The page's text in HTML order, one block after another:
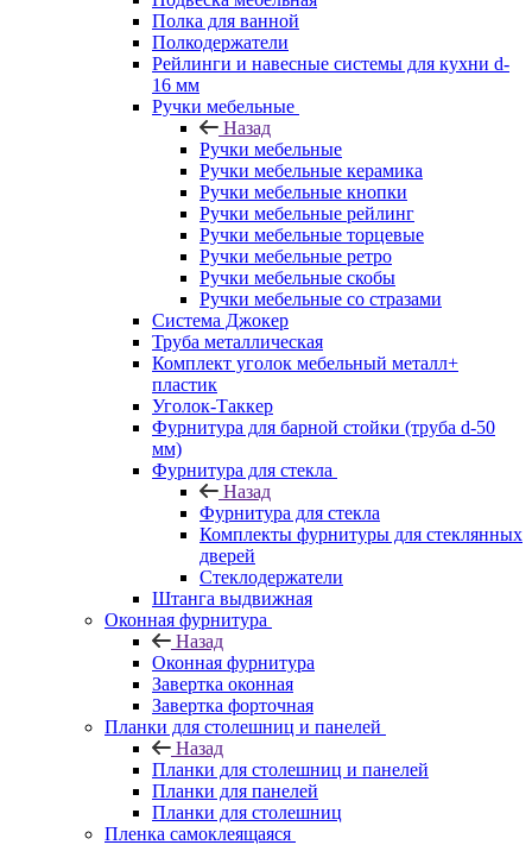
Полка для ванной
Полкодержатели
Рейлинги и навесные системы для кухни d-
16 мм
Ручки мебельные
Назад
Ручки мебельные
Ручки мебельные керамика
Ручки мебельные кнопки
Ручки мебельные рейлинг
Ручки мебельные торцевые
Ручки мебельные ретро
Ручки мебельные скобы
Ручки мебельные со стразами
Система Джокер
Труба металлическая
Комплект уголок мебельный металл+
пластик
Уголок-Таккер
Фурнитура для барной стойки (труба d-50
мм)
Фурнитура для стекла
Назад
Фурнитура для стекла
Комплекты фурнитуры для стеклянных
дверей
Стеклодержатели
Штанга выдвижная
Оконная фурнитура
Назад
Оконная фурнитура
Завертка оконная
Завертка форточная
Планки для столешниц и панелей
Назад
Планки для столешниц и панелей
Планки для панелей
Планки для столешниц
Пленка самоклеящаяся